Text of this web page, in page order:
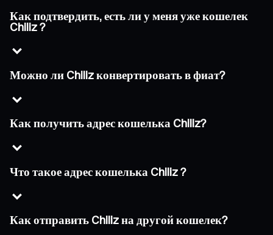
Как подтвердить, есть ли у меня уже кошелек
Chiliz ?
Можно ли Chiliz конвертировать в фиат?
Как получить адрес кошелька Chiliz?
Что такое адрес кошелька Chiliz ?
Как отправить Chiliz на другой кошелек?